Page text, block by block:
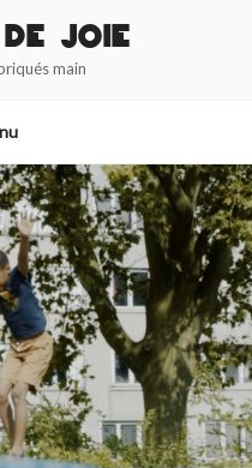
Joie
main